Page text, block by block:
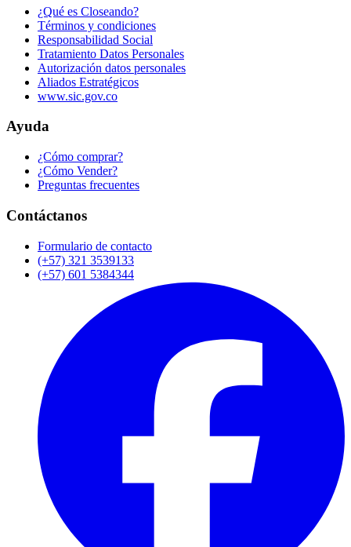
¿Qué es Closeando?
Términos y condiciones
Responsabilidad Social
Tratamiento Datos Personales
Autorización datos personales
Aliados Estratégicos
www.sic.gov.co
Ayuda
¿Cómo comprar?
¿Cómo Vender?
Preguntas frecuentes
Contáctanos
Formulario de contacto
(+57) 321 3539133
(+57) 601 5384344